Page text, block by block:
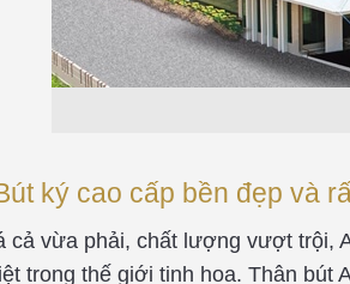
ký cao cấp bền đẹp và
cả vừa phải, chất lượng vượt trội,
trong thế giới tinh hoa. Thân bút